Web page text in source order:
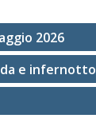
2026
e infernotto